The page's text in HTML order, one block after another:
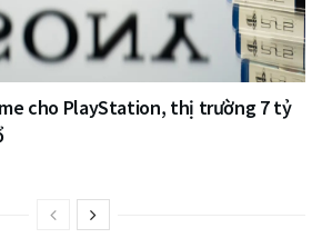
cho PlayStation, thị trường 7 tỷ